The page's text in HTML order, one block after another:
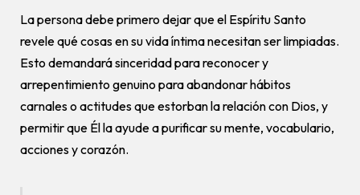
La persona debe primero dejar que el Espíritu Santo
revele qué cosas en su vida íntima necesitan ser limpiadas.
Esto demandará sinceridad para reconocer y
arrepentimiento genuino para abandonar hábitos
carnales o actitudes que estorban la relación con Dios, y
permitir que Él la ayude a purificar su mente, vocabulario,
acciones y corazón.